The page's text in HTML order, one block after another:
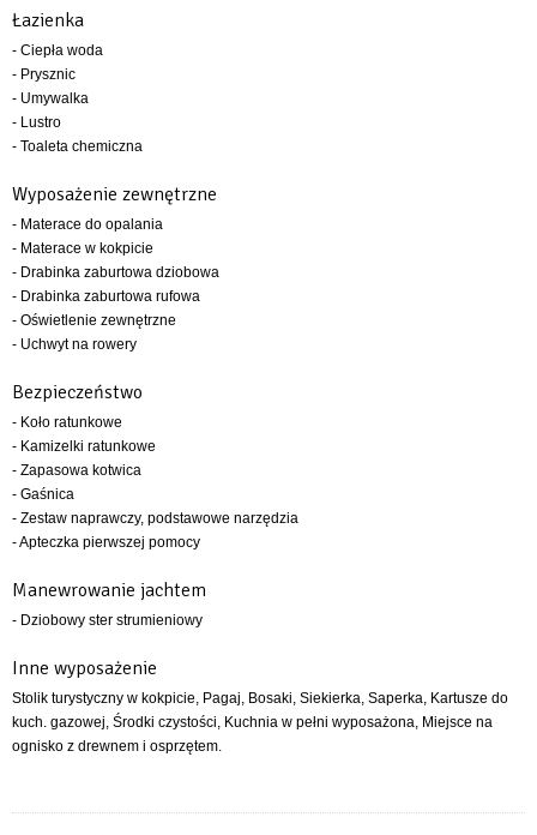
Łazienka
- Ciepła woda
- Prysznic
- Umywalka
- Lustro
- Toaleta chemiczna
Wyposażenie zewnętrzne
- Materace do opalania
- Materace w kokpicie
- Drabinka zaburtowa dziobowa
- Drabinka zaburtowa rufowa
- Oświetlenie zewnętrzne
- Uchwyt na rowery
Bezpieczeństwo
- Koło ratunkowe
- Kamizelki ratunkowe
- Zapasowa kotwica
- Gaśnica
- Zestaw naprawczy, podstawowe narzędzia
- Apteczka pierwszej pomocy
Manewrowanie jachtem
- Dziobowy ster strumieniowy
Inne wyposażenie
Stolik turystyczny w kokpicie, Pagaj, Bosaki, Siekierka, Saperka, Kartusze do
kuch. gazowej, Środki czystości, Kuchnia w pełni wyposażona, Miejsce na
ognisko z drewnem i osprzętem.